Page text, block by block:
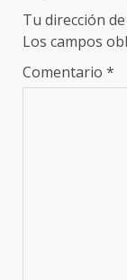
Tu dirección
Los campos
Comentario *